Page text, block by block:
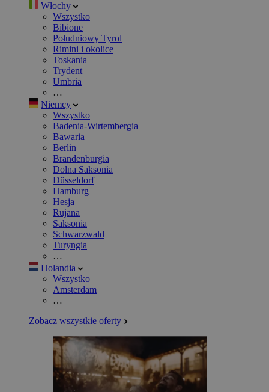
Włochy
Wszystko
Bibione
Południowy Tyrol
Rimini i okolice
Toskania
Trydent
Umbria
…
Niemcy
Wszystko
Badenia-Wirtembergia
Bawaria
Berlin
Brandenburgia
Dolna Saksonia
Düsseldorf
Hamburg
Hesja
Rujana
Saksonia
Schwarzwald
Turyngia
…
Holandia
Wszystko
Amsterdam
…
Zobacz wszystkie oferty